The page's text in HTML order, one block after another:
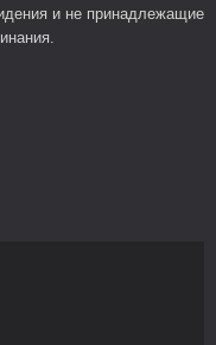
и не принадлежащие